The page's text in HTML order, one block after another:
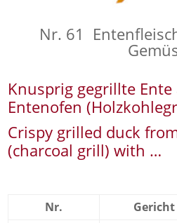
Nr. 61
Knusprig gegrillte Ente
Entenofen
Crispy grilled duck
(charcoal grill) with …
Nr. Gericht